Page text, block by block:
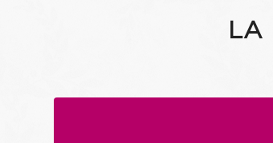
LA